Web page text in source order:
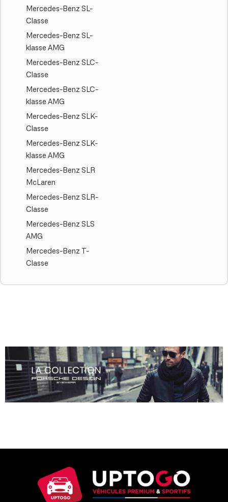
Mercedes-Benz SL-
Classe
Mercedes-Benz SL-
klasse AMG
Mercedes-Benz SLC-
Classe
Mercedes-Benz SLC-
klasse AMG
Mercedes-Benz SLK-
Classe
Mercedes-Benz SLK-
klasse AMG
Mercedes-Benz SLR
McLaren
Mercedes-Benz SLR-
Classe
Mercedes-Benz SLS
AMG
Mercedes-Benz T-
Classe